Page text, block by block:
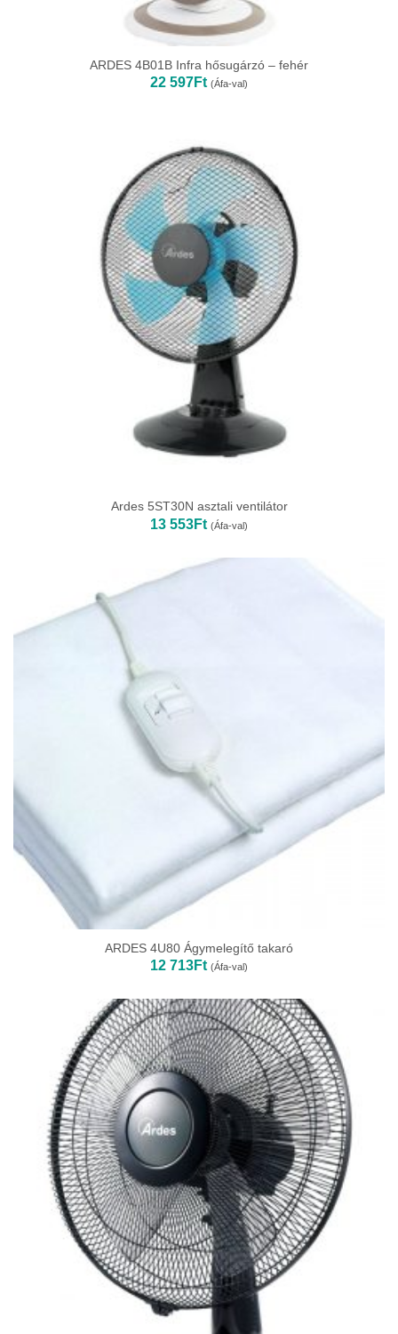
ARDES 4B01B Infra hősugárzó – fehér
22 597Ft (Áfa-val)
Ardes 5ST30N asztali ventilátor
13 553Ft (Áfa-val)
ARDES 4U80 Ágymelegítő takaró
12 713Ft (Áfa-val)